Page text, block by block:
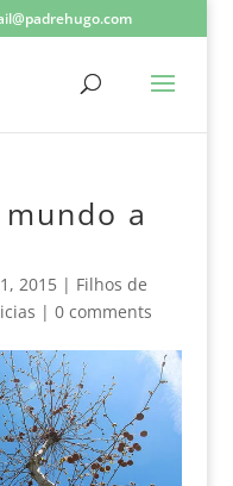
a
2015| Filhos de
| 0 comments